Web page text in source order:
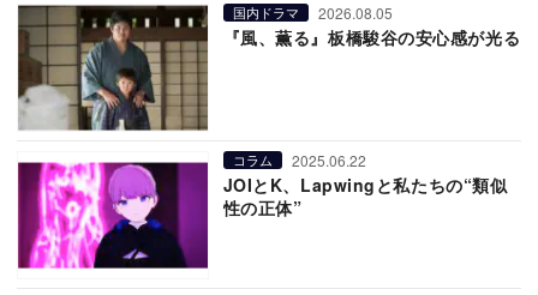
国内ドラマ 2026.08.05
『風、薫る』板橋駿谷の安心感が光る
コラム 2025.06.22
JOIとK、Lapwingと私たちの“類似
性の正体”